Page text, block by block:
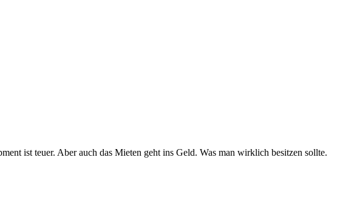
ist teuer. Aber auch das Mieten geht ins Geld. Was man wirklich besitzen sollte.